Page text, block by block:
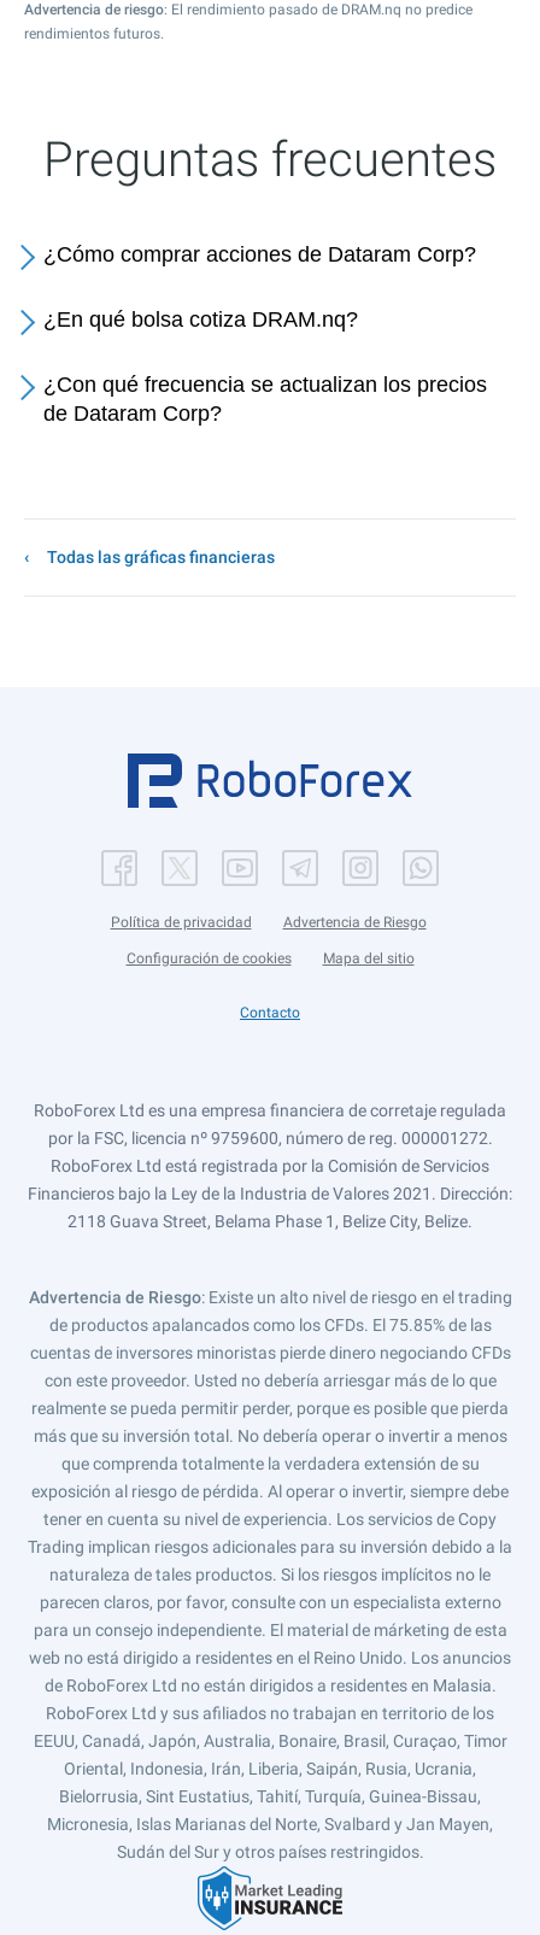
Advertencia de riesgo: El rendimiento pasado de DRAM.nq no predice
rendimientos futuros.
Preguntas frecuentes
¿Cómo comprar acciones de Dataram Corp?
¿En qué bolsa cotiza DRAM.nq?
¿Con qué frecuencia se actualizan los precios
de Dataram Corp?
Todas las gráficas financieras
Política de privacidad Advertencia de Riesgo
Configuración de cookies Mapa del sitio
Contacto
RoboForex Ltd es una empresa financiera de corretaje regulada
por la FSC, licencia nº 9759600, número de reg. 000001272.
RoboForex Ltd está registrada por la Comisión de Servicios
Financieros bajo la Ley de la Industria de Valores 2021. Dirección:
2118 Guava Street, Belama Phase 1, Belize City, Belize.
Advertencia de Riesgo: Existe un alto nivel de riesgo en el trading
de productos apalancados como los CFDs. El 75.85% de las
cuentas de inversores minoristas pierde dinero negociando CFDs
con este proveedor. Usted no debería arriesgar más de lo que
realmente se pueda permitir perder, porque es posible que pierda
más que su inversión total. No debería operar o invertir a menos
que comprenda totalmente la verdadera extensión de su
exposición al riesgo de pérdida. Al operar o invertir, siempre debe
tener en cuenta su nivel de experiencia. Los servicios de Copy
Trading implican riesgos adicionales para su inversión debido a la
naturaleza de tales productos. Si los riesgos implícitos no le
parecen claros, por favor, consulte con un especialista externo
para un consejo independiente. El material de márketing de esta
web no está dirigido a residentes en el Reino Unido. Los anuncios
de RoboForex Ltd no están dirigidos a residentes en Malasia.
RoboForex Ltd y sus afiliados no trabajan en territorio de los
EEUU, Canadá, Japón, Australia, Bonaire, Brasil, Curaçao, Timor
Oriental, Indonesia, Irán, Liberia, Saipán, Rusia, Ucrania,
Bielorrusia, Sint Eustatius, Tahití, Turquía, Guinea-Bissau,
Micronesia, Islas Marianas del Norte, Svalbard y Jan Mayen,
Sudán del Sur y otros países restringidos.